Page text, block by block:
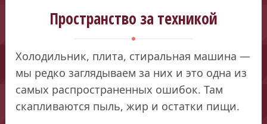
Пространство за техникой
Холодильник, плита, стиральная машина —
мы редко заглядываем за них и это одна из
самых распространенных ошибок. Там
скапливаются пыль, жир и остатки пищи.